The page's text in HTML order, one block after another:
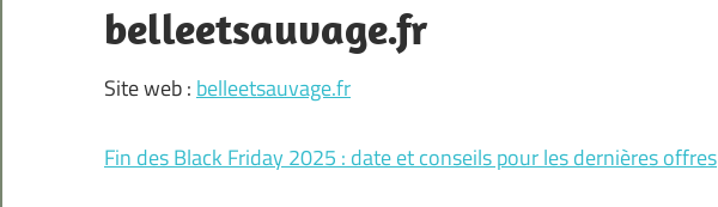
belleetsauvage.fr
Site web : belleetsauvage.fr
Fin des Black Friday 2025 : date et conseils pour les dernières offres